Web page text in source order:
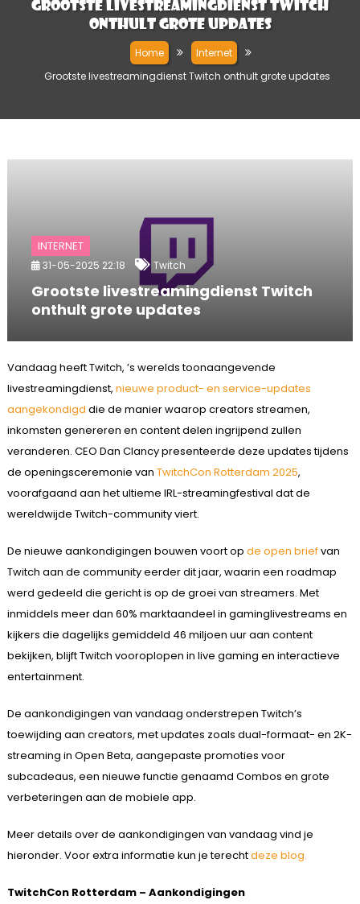
Grootste livestreamingdienst Twitch
onthult grote updates
Home
Internet
Grootste livestreamingdienst Twitch onthult grote updates
INTERNET
31-05-2025 22:18 Twitch
Grootste livestreamingdienst Twitch
onthult grote updates
Vandaag heeft Twitch, ’s werelds toonaangevende
livestreamingdienst, nieuwe product- en service-updates
aangekondigd die de manier waarop creators streamen,
inkomsten genereren en content delen ingrijpend zullen
veranderen. CEO Dan Clancy presenteerde deze updates tijdens
de openingsceremonie van TwitchCon Rotterdam 2025,
voorafgaand aan het ultieme IRL-streamingfestival dat de
wereldwijde Twitch-community viert.
De nieuwe aankondigingen bouwen voort op de open briefvan
Twitch aan de community eerder dit jaar, waarin een roadmap
werd gedeeld die gericht is op de groei van streamers. Met
inmiddels meer dan 60% marktaandeel in gaminglivestreams en
kijkers die dagelijks gemiddeld 46 miljoen uur aan content
bekijken, blijft Twitch vooroplopen in live gaming en interactieve
entertainment.
De aankondigingen van vandaag onderstrepen Twitch’s
toewijding aan creators, met updates zoals dual-formaat- en 2K-
streaming in Open Beta, aangepaste promoties voor
subcadeaus, een nieuwe functie genaamd Combos en grote
verbeteringen aan de mobiele app.
Meer details over de aankondigingen van vandaag vind je
hieronder. Voor extra informatie kun je terechtdeze blog.
TwitchCon Rotterdam – Aankondigingen